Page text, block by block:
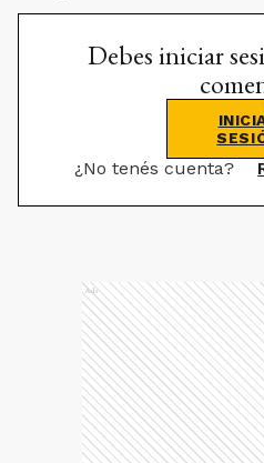
Debes iniciar
¿No tenés cuenta?
Ads